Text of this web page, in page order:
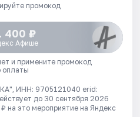
промокод
400 ₽
Афише
и примените промокод
оплаты
ИНН: 9705121040 erid:
до 30 сентября 2026
на это мероприятие на Яндекс